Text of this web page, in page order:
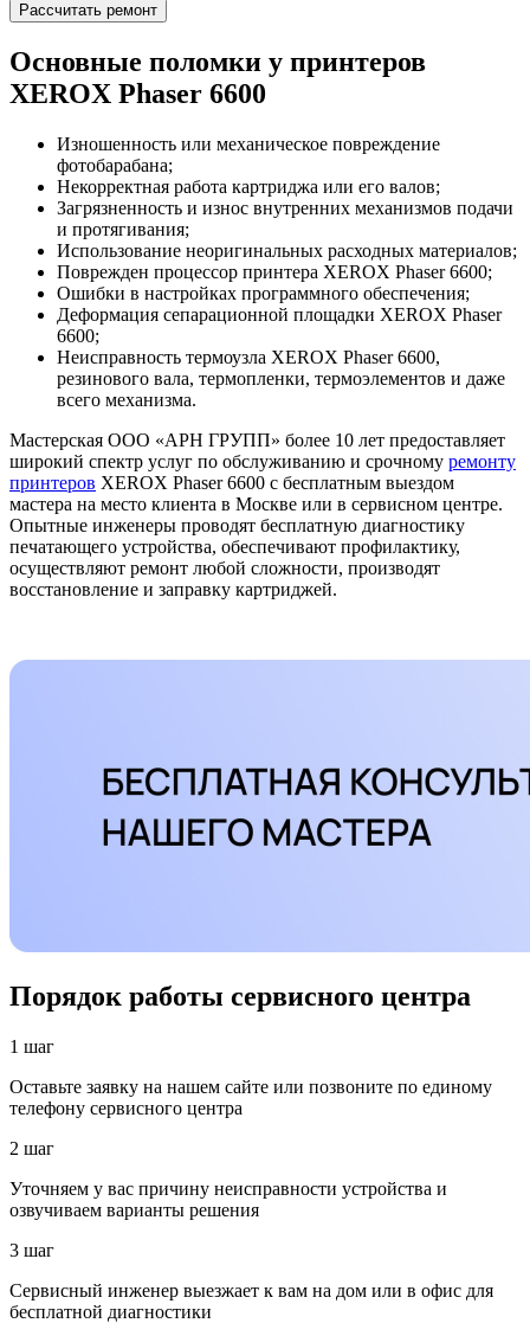
Рассчитать ремонт
Основные поломки у принтеров
XEROX Phaser 6600
Изношенность или механическое повреждение
фотобарабана;
Некорректная работа картриджа или его валов;
Загрязненность и износ внутренних механизмов подачи
и протягивания;
Использование неоригинальных расходных материалов;
Поврежден процессор принтера XEROX Phaser 6600;
Ошибки в настройках программного обеспечения;
Деформация сепарационной площадки XEROX Phaser
6600;
Неисправность термоузла XEROX Phaser 6600,
резинового вала, термопленки, термоэлементов и даже
всего механизма.
Мастерская ООО «АРН ГРУПП» более 10 лет предоставляет
широкий спектр услуг по обслуживанию и срочному ремонту
принтеров XEROX Phaser 6600 с бесплатным выездом
мастера на место клиента в Москве или в сервисном центре.
Опытные инженеры проводят бесплатную диагностику
печатающего устройства, обеспечивают профилактику,
осуществляют ремонт любой сложности, производят
восстановление и заправку картриджей.
Порядок работы сервисного центра
1 шаг
Оставьте заявку на нашем сайте или позвоните по единому
телефону сервисного центра
2 шаг
Уточняем у вас причину неисправности устройства и
озвучиваем варианты решения
3 шаг
Сервисный инженер выезжает к вам на дом или в офис для
бесплатной диагностики